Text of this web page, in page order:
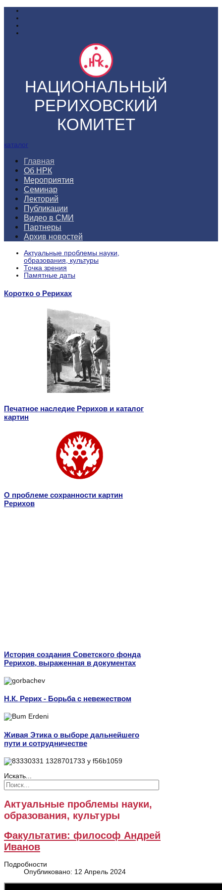
НАЦИОНАЛЬНЫЙ
РЕРИХОВСКИЙ
КОМИТЕТ
каталог
Главная
Об НРК
Мероприятия
Семинар
Лекторий
Публикации
Видео в СМИ
Партнеры
Архив новостей
Актуальные проблемы науки,
образования, культуры
Точка зрения
Памятные даты
Коротко о Рерихах
Печатное наследие Рерихов и каталог
картин
О проблеме сохранности картин
Рерихов
История создания Советского фонда
Рерихов, выраженная в документах
Н.К. Рерих - Борьба с невежеством
Живая Этика о выборе дальнейшего
пути и сотрудничестве
Искать...
Актуальные проблемы науки,
образования, культуры
Факультатив: философ Андрей
Иванов
Подробности
Опубликовано: 12 Апрель 2024